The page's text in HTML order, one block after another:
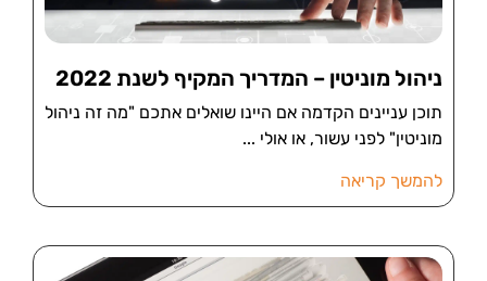
ניהול מוניטין – המדריך המקיף לשנת 2022
תוכן עניינים הקדמה אם היינו שואלים אתכם "מה זה ניהול
מוניטין" לפני עשור, או אולי
להמשך קריאה